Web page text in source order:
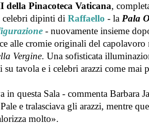
della Pinacoteca Vaticana,
dipinti di Raffaello - la Pala
- nuovamente insieme
alle cromie originali del capolavoro
Vergine. Una sofisticata
su tavola e i celebri arazzi come mai
in questa Sala - commenta Barbara
e tralasciava gli arazzi, mentre
molto».